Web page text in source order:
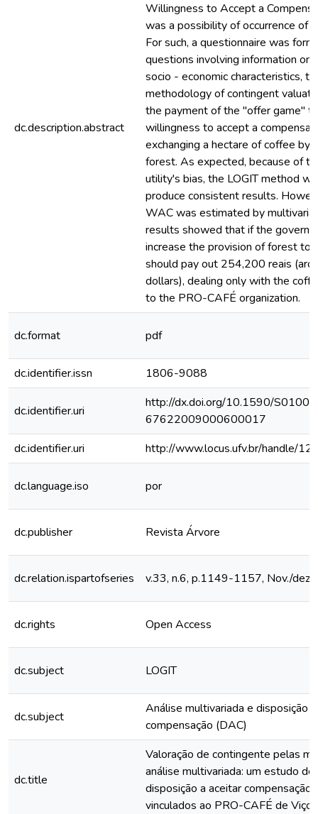
dc.description.abstract
Willingness to Accept a
was a possibility of occurrence of
For such, a questionnaire was
questions involving information on
socio - economic characteristics,
methodology of contingent
the payment of the "offer game"
willingness to accept a
exchanging a hectare of coffee by
forest. As expected, because of
utility's bias, the LOGIT method
produce consistent results.
WAC was estimated by
results showed that if the
increase the provision of forest to
should pay out 254,200 reais
dollars), dealing only with the
to the PRO-CAFÉ organization.
dc.format pdf
dc.identifier.issn 1806-9088
dc.identifier.uri
http://dx.doi.org/10.1590/S0100-
67622009000600017
dc.identifier.uri
http://www.locus.ufv.br/handle/
dc.language.iso por
dc.publisher Revista Árvore
dc.relation.ispartofseries v.33, n.6, p.1149-1157, Nov./
dc.rights Open Access
dc.subject LOGIT
dc.subject
Análise multivariada e disposição
compensação (DAC)
dc.title
Valoração de contingente pelas
análise multivariada: um estudo de
disposição a aceitar compensação
vinculados ao PRO-CAFÉ de